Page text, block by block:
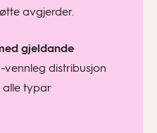
avgjerder.
gjeldande
vennleg distribusjon
typar